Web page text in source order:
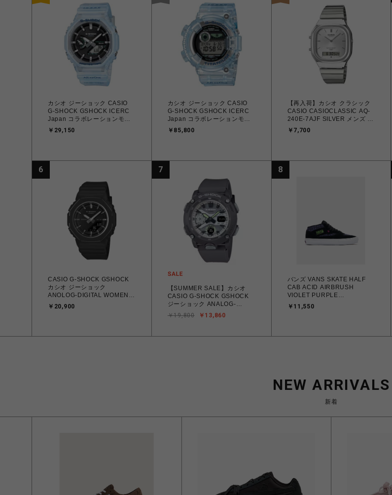
カシオ ジーショック CASIO
G-SHOCK GSHOCK ICERC
Japan コラボレーションモデ
ル DIGITAL-ANALOG
2100Series GA-B2100KB-
￥29,150
カシオ ジーショック CASIO
G-SHOCK GSHOCK ICERC
Japan コラボレーションモデ
ル MASTER OF G-SEA
FROGMAN GW-8200K-2JR
￥85,800
【再入荷】カシオ クラシック
CASIO CASIOCLASSIC AQ-
240E-7AJF SILVER メンズ レ
ディース 4549526409615 腕
時計 国内正規品 【 北海道/沖
￥7,700
6
CASIO G-SHOCK GSHOCK
カシオ ジーショック
ANOLOG-DIGITAL WOMEN
GMA-P2110-1AJF 腕時計 国
内正規品 【送料無料 北海道/沖
￥20,900
7
【SUMMER SALE】カシオ
CASIO G-SHOCK GSHOCK
ジーショック ANALOG-
DIGITAL GA-2000 SERIES
HIDDEN GLOWシリーズ GA-
（ショックレジスト） カーボ
￥13,860
￥19,800
8
バンズ VANS SKATE HALF
CAB ACID AIRBRUSH
VIOLET PURPLE
VN0A5FCDCPU スケート ハ
ーフキャブ 26.0cm～28.0㎝
￥11,550
NEW ARRIVALS
新着